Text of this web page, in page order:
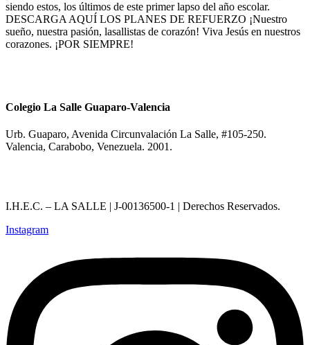
siendo estos, los últimos de este primer lapso del año escolar.
DESCARGA AQUÍ LOS PLANES DE REFUERZO ¡Nuestro
sueño, nuestra pasión, lasallistas de corazón! Viva Jesús en nuestros
corazones. ¡POR SIEMPRE!
Colegio La Salle Guaparo-Valencia
Urb. Guaparo, Avenida Circunvalación La Salle, #105-250.
Valencia, Carabobo, Venezuela. 2001.
I.H.E.C. – LA SALLE | J-00136500-1 | Derechos Reservados.
Instagram